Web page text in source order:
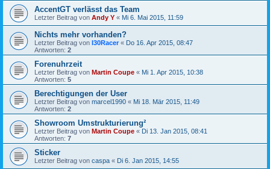
AccentGT verlässt das Team
Letzter Beitrag von Andy Y « Mi 6. Mai 2015, 11:59
Nichts mehr vorhanden?
Letzter Beitrag von I30Racer « Do 16. Apr 2015, 08:47
Antworten: 2
Forenuhrzeit
Letzter Beitrag von Martin Coupe « Mi 1. Apr 2015, 10:38
Antworten: 5
Berechtigungen der User
Letzter Beitrag von marcel1990 « Mi 18. Mär 2015, 11:49
Antworten: 2
Showroom Umstrukturierung²
Letzter Beitrag von Martin Coupe « Di 13. Jan 2015, 08:41
Antworten: 7
Sticker
Letzter Beitrag von caspa « Di 6. Jan 2015, 14:55